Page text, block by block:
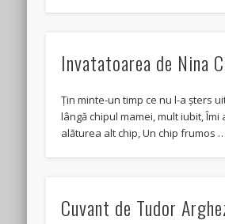
Invatatoarea de Nina
Țin minte-un timp ce nu l-a șters
lângă chipul mamei, mult iubit, Îmi
alăturea alt chip, Un chip frumos …
Cuvant de Tudor